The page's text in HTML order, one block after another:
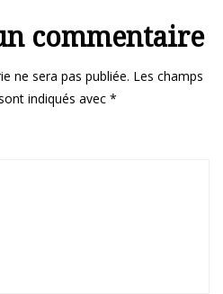
commentaire
ne sera pas publiée. Les champs
indiqués avec *